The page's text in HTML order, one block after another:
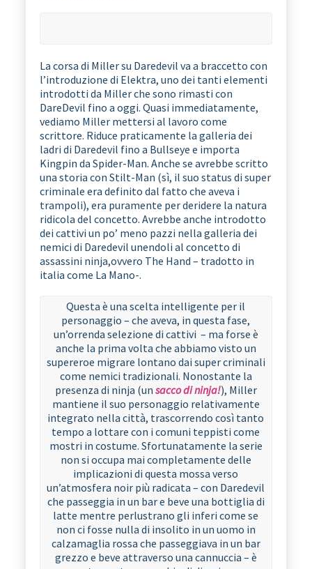
La corsa di Miller su Daredevil va a braccetto con
l’introduzione di Elektra, uno dei tanti elementi
introdotti da Miller che sono rimasti con
DareDevil fino a oggi. Quasi immediatamente,
vediamo Miller mettersi al lavoro come
scrittore. Riduce praticamente la galleria dei
ladri di Daredevil fino a Bullseye e importa
Kingpin da Spider-Man. Anche se avrebbe scritto
una storia con Stilt-Man (sì, il suo status di super
criminale era definito dal fatto che aveva i
trampoli), era puramente per deridere la natura
ridicola del concetto. Avrebbe anche introdotto
dei cattivi un po’ meno pazzi nella galleria dei
nemici di Daredevil unendoli al concetto di
assassini ninja,ovvero The Hand – tradotto in
italia come La Mano-.
Questa è una scelta intelligente per il
personaggio – che aveva, in questa fase,
un’orrenda selezione di cattivi – ma forse è
anche la prima volta che abbiamo visto un
supereroe migrare lontano dai super criminali
come nemici tradizionali. Nonostante la
presenza di ninja (un sacco di ninja!), Miller
mantiene il suo personaggio relativamente
integrato nella città, trascorrendo così tanto
tempo a lottare con i comuni teppisti come
mostri in costume. Sfortunatamente la serie
non si occupa mai completamente delle
implicazioni di questa mossa verso
un’atmosfera noir più radicata – con Daredevil
che passeggia in un bar e beve una bottiglia di
latte mentre perlustrano gli inferi come se
non ci fosse nulla di insolito in un uomo in
calzamaglia rossa che passeggiava in un bar
grezzo e beve attraverso una cannuccia – è